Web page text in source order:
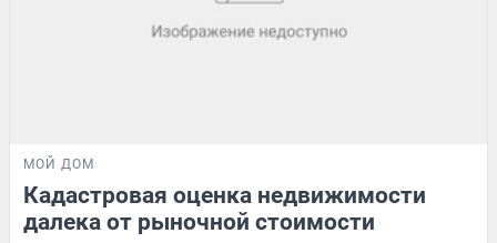
МОЙ ДОМ
Кадастровая оценка недвижимости
далека от рыночной стоимости